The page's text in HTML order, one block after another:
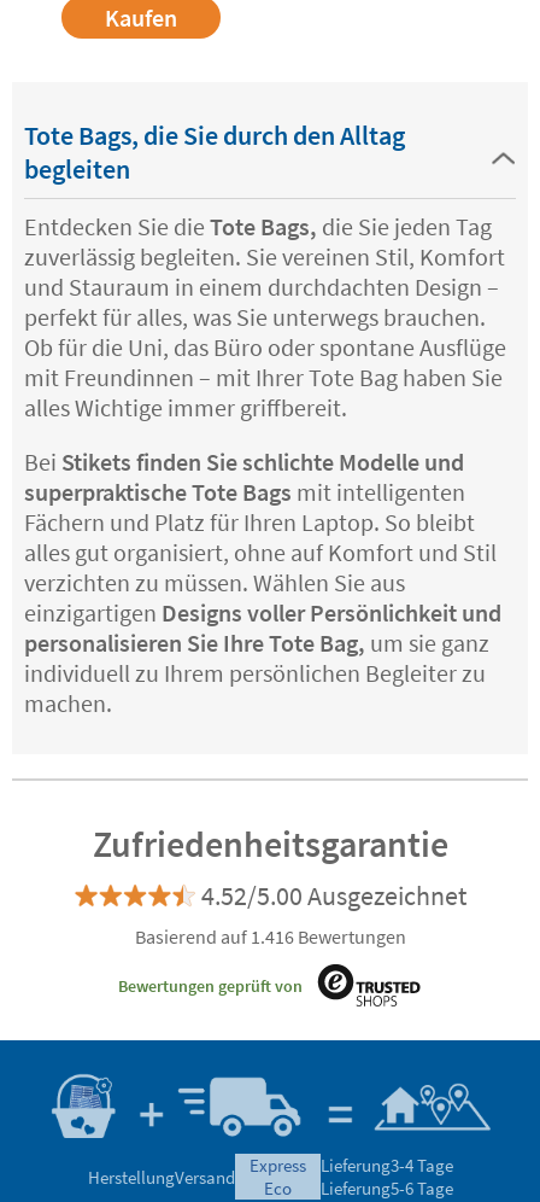
Kaufen
Tote Bags, die Sie durch den Alltag
begleiten
Entdecken Sie die Tote Bags, die Sie jeden Tag
zuverlässig begleiten. Sie vereinen Stil, Komfort
und Stauraum in einem durchdachten Design –
perfekt für alles, was Sie unterwegs brauchen.
Ob für die Uni, das Büro oder spontane Ausflüge
mit Freundinnen – mit Ihrer Tote Bag haben Sie
alles Wichtige immer griffbereit.
Bei Stikets finden Sie schlichte Modelle und
superpraktische Tote Bags mit intelligenten
Fächern und Platz für Ihren Laptop. So bleibt
alles gut organisiert, ohne auf Komfort und Stil
verzichten zu müssen. Wählen Sie aus
einzigartigen Designs voller Persönlichkeit und
personalisieren Sie Ihre Tote Bag, um sie ganz
individuell zu Ihrem persönlichen Begleiter zu
machen.
Zufriedenheitsgarantie
4.52/5.00 Ausgezeichnet
Basierend auf 1.416 Bewertungen
Bewertungen geprüft von
HerstellungVersand
express
eco
Lieferung3-4 Tage
Lieferung5-6 Tage